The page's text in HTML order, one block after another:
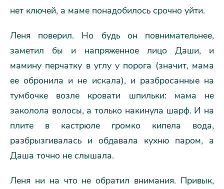
нет ключей, а маме понадобилось срочно уйти.
Леня поверил. Но будь он повнимательнее,
заметил бы и напряженное лицо Даши, и
мамину перчатку в углу у порога (значит, мама
ее обронила и не искала), и разбросанные на
тумбочке возле кровати шпильки: мама не
заколола волосы, а только накинула шарф. И на
плите в кастрюле громко кипела вода,
разбрызгивалась и обдавала кухню паром, а
Даша точно не слышала.
Леня ни на что не обратил внимания. Привык,